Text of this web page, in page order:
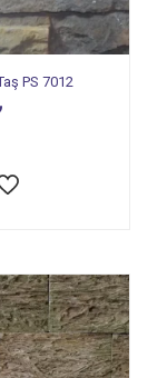
PS 7012